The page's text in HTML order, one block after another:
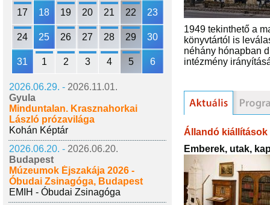
17 18 19 20 21 22 23
24 25 26 27 28 29 30
31 1 2 3 4 5 6
2026.06.29. - 2026.11.01.
Gyula
Minduntalan. Krasznahorkai
László prózavilága
Kohán Képtár
2026.06.20. - 2026.06.20.
Budapest
Múzeumok Éjszakája 2026 -
Óbudai Zsinagóga, Budapest
EMIH - Óbudai Zsinagóga
1949 tekinthető a
könyvtártól is
néhány hónapban
intézmény
Állandó kiállítások
Emberek, utak,